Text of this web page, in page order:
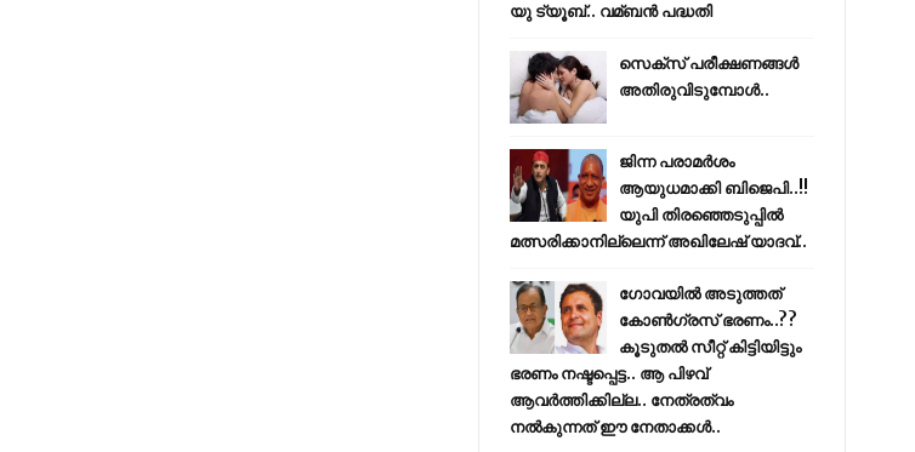
യു ട്യൂബ്.. വമ്ബന്‍ പദ്ധതി
സെക്സ് പരീക്ഷണങ്ങൾ
അതിരുവിടുമ്പോൾ..
ജിന്ന പരാമര്‍ശം
ആയുധമാക്കി ബിജെപി..!!
യുപി തിരഞ്ഞെടുപ്പില്‍
മത്സരിക്കാനില്ലെന്ന് അഖിലേഷ് യാദവ്..
ഗോവയിൽ അടുത്തത്
കോൺഗ്രസ് ഭരണം..??
കൂടുതൽ സീറ്റ് കിട്ടിയിട്ടും
ഭരണം നഷ്ടപ്പെട്ട.. ആ പിഴവ്
ആവർത്തിക്കില്ല.. നേത്രത്വം
നൽകുന്നത് ഈ നേതാക്കൾ..